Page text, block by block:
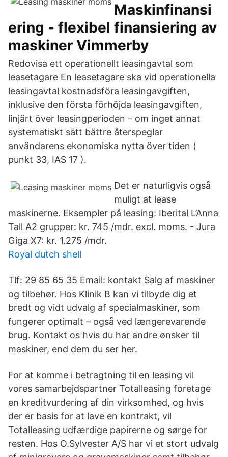
Maskinfinansi
ering - flexibel finansiering av
maskiner Vimmerby
Redovisa ett operationellt leasingavtal som
leasetagare En leasetagare ska vid operationella
leasingavtal kostnadsföra leasingavgiften,
inklusive den första förhöjda leasingavgiften,
linjärt över leasingperioden – om inget annat
systematiskt sätt bättre återspeglar
användarens ekonomiska nytta över tiden (
punkt 33, IAS 17 ).
Det er naturligvis også
muligt at lease
maskinerne. Eksempler på leasing: Iberital L’Anna
Tall A2 grupper: kr. 745 /mdr. excl. moms. - Jura
Giga X7: kr. 1.275 /mdr.
Royal dutch shell
Tlf: 29 85 65 35 Email: kontakt Salg af maskiner
og tilbehør. Hos Klinik B kan vi tilbyde dig et
bredt og vidt udvalg af specialmaskiner, som
fungerer optimalt – også ved længerevarende
brug. Kontakt os hvis du har andre ønsker til
maskiner, end dem du ser her.
For at komme i betragtning til en leasing vil
vores samarbejdspartner Totalleasing foretage
en kreditvurdering af din virksomhed, og hvis
der er basis for at lave en kontrakt, vil
Totalleasing udfærdige papirerne og sørge for
resten. Hos O.Sylvester A/S har vi et stort udvalg